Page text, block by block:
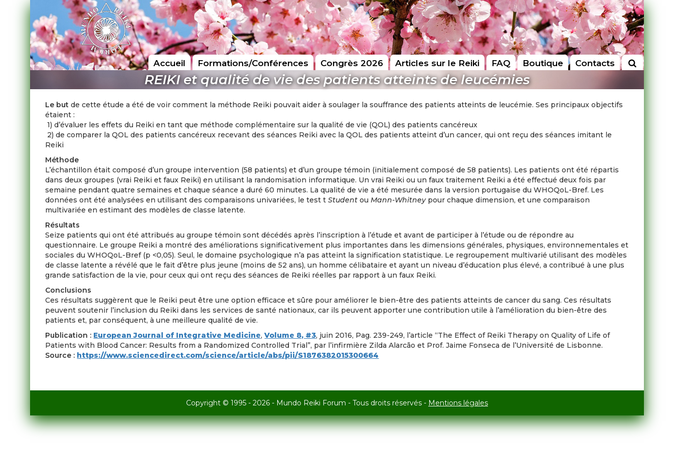
Accueil Formations/Conférences Congrès 2026 Articles sur le Reiki FAQ Boutique Contacts
REIKI et qualité de vie des patients atteints de leucémies
Le butde cette étude a été de voir comment la méthode Reiki pouvait aider à soulager la souffrance des patients atteints de leucémie. Ses principaux objectifs
étaient :
1) d’évaluer les effets du Reiki en tant que méthode complémentaire sur la qualité de vie (QOL) des patients cancéreux
2) de comparer la QOL des patients cancéreux recevant des séances Reiki avec la QOL des patients atteint d’un cancer, qui ont reçu des séances imitant le
Reiki
Méthode
L’échantillon était composé d’un groupe intervention (58 patients) et d’un groupe témoin (initialement composé de 58 patients). Les patients ont été répartis
dans deux groupes (vrai Reiki et faux Reiki) en utilisant la randomisation informatique. Un vrai Reiki ou un faux traitement Reiki a été effectué deux fois par
semaine pendant quatre semaines et chaque séance a duré 60 minutes. La qualité de vie a été mesurée dans la version portugaise du WHOQoL-Bref. Les
données ont été analysées en utilisant des comparaisons univariées, le test tStudent ouMann-Whitneypour chaque dimension, et une comparaison
multivariée en estimant des modèles de classe latente.
Résultats
Seize patients qui ont été attribués au groupe témoin sont décédés après l’inscription à l’étude et avant de participer à l’étude ou de répondre au
questionnaire. Le groupe Reiki a montré des améliorations significativement plus importantes dans les dimensions générales, physiques, environnementales et
sociales du WHOQoL-Bref (p <0,05). Seul, le domaine psychologique n’a pas atteint la signification statistique. Le regroupement multivarié utilisant des modèles
de classe latente a révélé que le fait d’être plus jeune (moins de 52 ans), un homme célibataire et ayant un niveau d’éducation plus élevé, a contribué à une plus
grande satisfaction de la vie, pour ceux qui ont reçu des séances de Reiki réelles par rapport à un faux Reiki.
Conclusions
Ces résultats suggèrent que le Reiki peut être une option efficace et sûre pour améliorer le bien-être des patients atteints de cancer du sang. Ces résultats
peuvent soutenir l’inclusion du Reiki dans les services de santé nationaux, car ils peuvent apporter une contribution utile à l’amélioration du bien-être des
patients et, par conséquent, à une meilleure qualité de vie.
Publication : European Journal of Integrative Medicine,Volume 8, #3, juin 2016, Pag. 239-249, l’article “The Effect of Reiki Therapy on Quality of Life of
Patients with Blood Cancer: Results from a Randomized Controlled Trial”, par l’infirmière Zilda Alarcão et Prof. Jaime Fonseca de l’Université de Lisbonne.
Source : https://www.sciencedirect.com/science/article/abs/pii/S1876382015300664
Copyright © 1995 - 2026 - Mundo Reiki Forum - Tous droits réservés - Mentions légales